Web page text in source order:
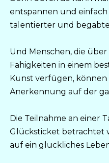
entspannen und
talentierter und
Und Menschen, die
Fähigkeiten in einem
Kunst verfügen,
Anerkennung auf der
Die Teilnahme an einer
Glücksticket betrachtet
auf ein glückliches